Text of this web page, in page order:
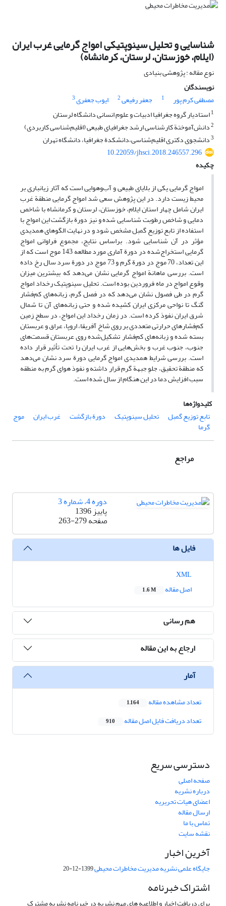
شناسایی و تحلیل سینوپتیکی امواج گرمایی غرب ایران
(ایلام، خوزستان، لرستان، کرمانشاه)
نوع مقاله : پژوهشی بنیادی
نویسندگان
مصطفی کرم پور
1 جعفر رفیعی2 ایوب جعفری3
1استادیار گروه جغرافیا ادبیات و علوم انسانی دانشگاه لرستان
2دانش‌آموختة کارشناسی ارشد جغرافیای طبیعی (اقلیم‌شناسی کاربردی)
3دانشجوی دکتری اقلیم‌شناسی،دانشکدة جغرافیا، دانشگاه تهران
10.22059/jhsci.2018.246557.296
چکیده
امواج گرمایی یکی از بلایای طبیعی و آب‌و‌هوایی است که آثار زیانباری بر
محیط زیست دارد. در این پژوهش سعی شد امواج گرمایی منطقة غرب
ایران شامل چهار استان ایلام، خوزستان، لرستان و کرمانشاه با شاخص
دمایی و شاخص رطوبت شناسایی شده و نیز دورة بازگشت این امواج با
استفاده از تابع توزیع گمبل مشخص شود و در نهایت الگوهای همدیدی
مؤثر در آن شناسایی شود. براساس نتایج، مجموع فراوانی امواج
گرمایی استخراج‌شده در دورة آماری مورد مطالعه 143 موج است که از
این تعداد، 70 موج در دورة گرم و 73 موج در دورة سرد سال رخ‌ داده
است. بررسی ماهانة امواج گرمایی نشان می‌دهد که بیشترین میزان
وقوع امواج در ماه فروردین بوده است. تحلیل سینوپتیک رخداد امواج
گرم در طی فصول نشان می‌دهد که در فصل گرم، زبانه‌های کم‌فشار
گنگ تا نواحی مرکزی ایران کشیده شده و حتی زبانه‌های آن تا شمال
شرق ایران نفوذ کرده است. در زمان رخداد این امواج، در سطح زمین
کم‌فشارهای حرارتی متعددی بر روی شاخ آفریقا، اروپا، عراق و عربستان
بسته‌ شده و زبانه‌های کم‌فشار تشکیل‌شده روی عربستان قسمت‌های
جنوب، جنوب غرب و بخش‌هایی از غرب ایران را تحت تأثیر قرار داده
است. بررسی شرایط همدیدی امواج گرمایی دورة سرد نشان می‌دهد
که منطقة تحقیق، جلوِ جبهة گرم قرار داشته و نفوذ هوای گرم به منطقه
سبب افزایش دما در این هنگام از سال شده است.
کلیدواژه‌ها
تابع توزیع گمبل
تحلیل سینوپتیک دورة بازگشت غرب ‌ایران موج
گرما
مراجع
دوره 4، شماره 3
پاییز 1396
صفحه263-279
فایل ها
اصل مقاله
1.6 M
هم رسانی
ارجاع به این مقاله
آمار
تعداد مشاهده مقاله 1,164
تعداد دریافت فایل اصل مقاله 910
دسترسی سریع
صفحه اصلی
درباره نشریه
اعضای هیات تحریریه
ارسال مقاله
تماس با ما
نقشه سایت
آخرین اخبار
جایگاه علمی نشریه مدیریت مخاطرات محیطی1399-12-20
اشتراک خبرنامه